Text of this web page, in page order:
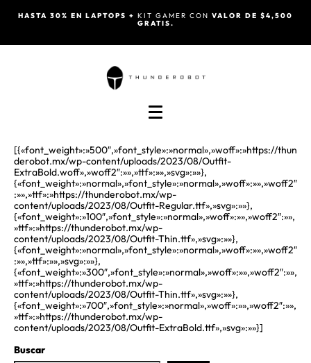
HASTA 30% EN LAPTOPS + KIT GAMER CON VALOR DE $4,500
GRATIS.
[{«font_weight»:»500″,»font_style»:»normal»,»woff»:»https://thun
derobot.mx/wp-content/uploads/2023/08/Outfit-
ExtraBold.woff»,»woff2″:»»,»ttf»:»»,»svg»:»»},
{«font_weight»:»normal»,»font_style»:»normal»,»woff»:»»,»woff2″
:»»,»ttf»:»https://thunderobot.mx/wp-
content/uploads/2023/08/Outfit-Regular.ttf»,»svg»:»»},
{«font_weight»:»100″,»font_style»:»normal»,»woff»:»»,»woff2″:»»,
»ttf»:»https://thunderobot.mx/wp-
content/uploads/2023/08/Outfit-Thin.ttf»,»svg»:»»},
{«font_weight»:»normal»,»font_style»:»normal»,»woff»:»»,»woff2″
:»»,»ttf»:»»,»svg»:»»},
{«font_weight»:»300″,»font_style»:»normal»,»woff»:»»,»woff2″:»»,
»ttf»:»https://thunderobot.mx/wp-
content/uploads/2023/08/Outfit-Thin.ttf»,»svg»:»»},
{«font_weight»:»700″,»font_style»:»normal»,»woff»:»»,»woff2″:»»,
»ttf»:»https://thunderobot.mx/wp-
content/uploads/2023/08/Outfit-ExtraBold.ttf»,»svg»:»»}]
Buscar